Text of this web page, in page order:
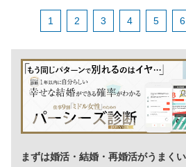
1 2 3 4 5 6
まずは婚活・結婚・再婚活がうまく